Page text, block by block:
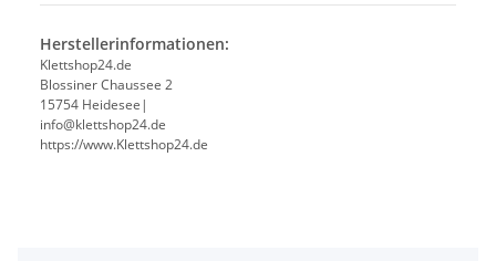
Herstellerinformationen:
Klettshop24.de
Blossiner Chaussee 2
15754 Heidesee|
info@klettshop24.de
https://www.Klettshop24.de